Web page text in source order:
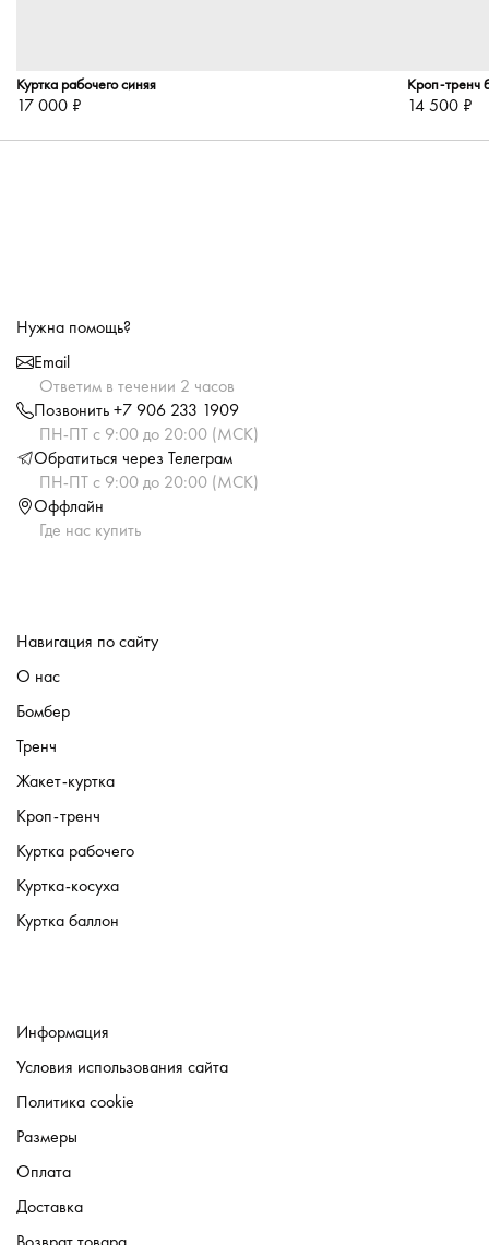
Нужна помощь?
Email
Ответим в течении 2 часов
Позвонить +7 906 233 1909
ПН-ПТ с 9:00 до 20:00 (МСК)
Обратиться через Телеграм
ПН-ПТ с 9:00 до 20:00 (МСК)
Оффлайн
Где нас купить
Навигация по сайту
О нас
Бомбер
Тренч
Жакет-куртка
Кроп-тренч
Куртка рабочего
Куртка-косуха
Куртка баллон
Информация
Условия использования сайта
Политика cookie
Размеры
Оплата
Доставка